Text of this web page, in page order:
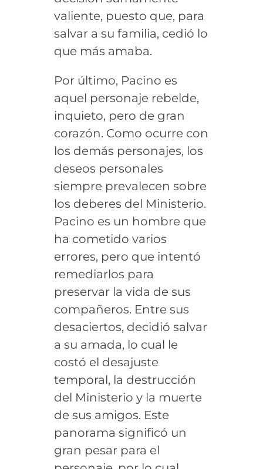
valiente, puesto que, para
salvar a su familia, cedió lo
que más amaba.
Por último, Pacino es
aquel personaje rebelde,
inquieto, pero de gran
corazón. Como ocurre con
los demás personajes, los
deseos personales
siempre prevalecen sobre
los deberes del Ministerio.
Pacino es un hombre que
ha cometido varios
errores, pero que intentó
remediarlos para
preservar la vida de sus
compañeros. Entre sus
desaciertos, decidió salvar
a su amada, lo cual le
costó el desajuste
temporal, la destrucción
del Ministerio y la muerte
de sus amigos. Este
panorama significó un
gran pesar para el